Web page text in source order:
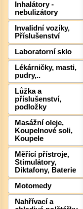
Inhalátory -
nebulizátory
Invalidní vozíky,
Příslušenství
Laboratorní sklo
Lékárničky, masti,
pudry,..
Lůžka a
příslušenství,
podložky
Masážní oleje,
Koupelnové soli,
Koupele
Měřící přístroje,
Stimulátory,
Diktafony, Baterie
Motomedy
Nahřívací a
Detail